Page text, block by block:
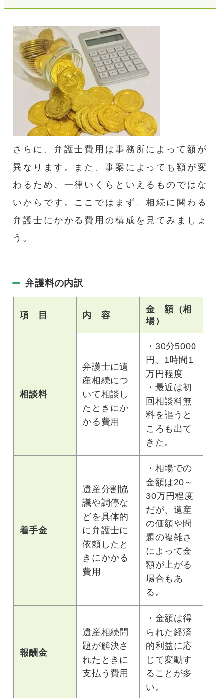
さらに、弁護士費用は事務所によって額が
異なります。また、事案によっても額が変
わるため、一律いくらといえるものではな
いからです。ここではまず、相続に関わる
弁護士にかかる費用の構成を見てみましょ
う。
弁護料の内訳
項 目 内 容
金 額（相
場）
相談料
弁護士に遺
産相続につ
いて相談し
たときにか
かる費用
・30分5000
円、1時間1
万円程度
・最近は初
回相談料無
料を謳うと
ころも出て
きた。
着手金
遺産分割協
議や調停な
どを具体的
に弁護士に
依頼したと
きにかかる
費用
・相場での
金額は20～
30万円程度
だが、遺産
の価額や問
題の複雑さ
によって金
額が上がる
場合もあ
る。
報酬金
遺産相続問
題が解決さ
れたときに
支払う費用
・金額は得
られた経済
的利益に応
じて変動す
ることが多
い。